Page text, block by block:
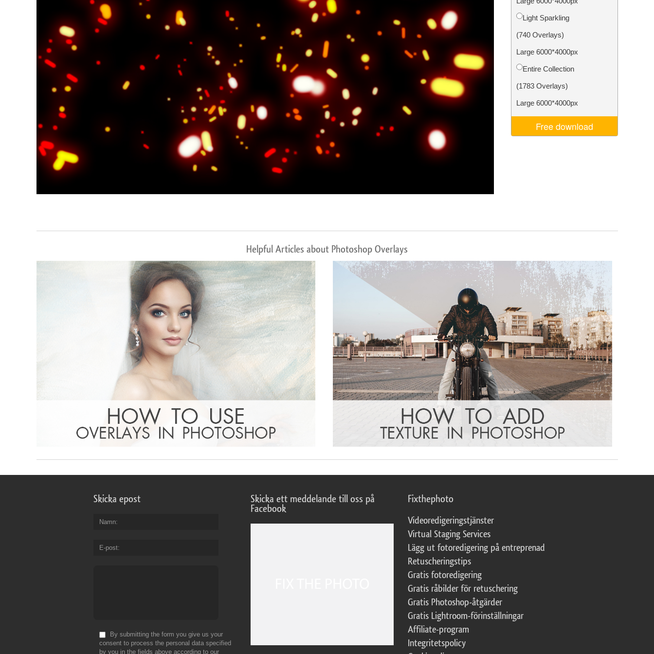
Produktfotoredigering Fotoredigering av smycken
Light Sparkling
(740 Overlays)
Large 6000*4000px
Entire Collection
(1783 Overlays)
Large 6000*4000px
Free download
Helpful Articles about Photoshop Overlays
Skicka epost
Namn
E-post
By submitting the form you give us your
consent to process the personal data specified
by you in the fields above according to our
Skicka ett meddelande till oss på
Facebook
Fixthephoto
Videoredigeringstjänster
Virtual Staging Services
Lägg ut fotoredigering på entreprenad
Retuscheringstips
Gratis fotoredigering
Gratis råbilder för retuschering
Gratis Photoshop-åtgärder
Gratis Lightroom-förinställningar
Affiliate-program
Integritetspolicy